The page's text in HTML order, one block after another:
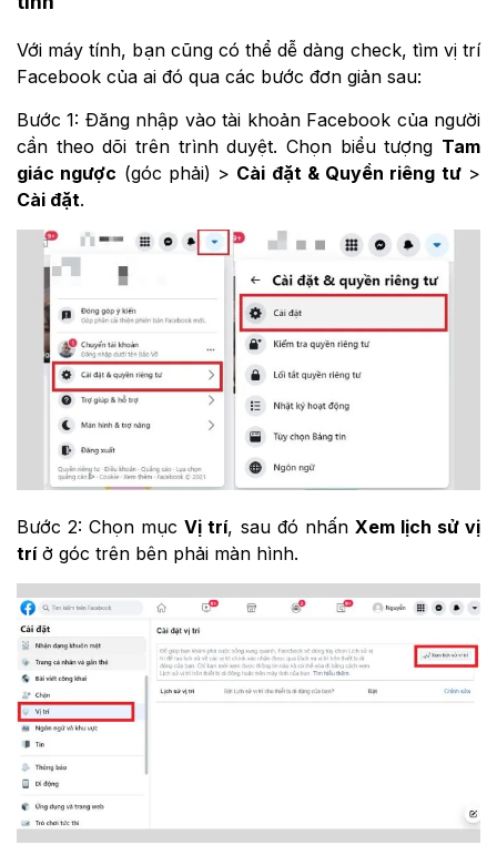
Với máy tính, bạn cũng có thể dễ dàng check, tìm vị trí
Facebook của ai đó qua các bước đơn giản sau:
Bước 1: Đăng nhập vào tài khoản Facebook của người
cần theo dõi trên trình duyệt. Chọn biểu tượng Tam
giác ngược (góc phải) > Cài đặt & Quyền riêng tư>
Cài đặt.
Bước 2: Chọn mụcVị trí, sau đó nhấn Xem lịch sử vị
tríở góc trên bên phải màn hình.